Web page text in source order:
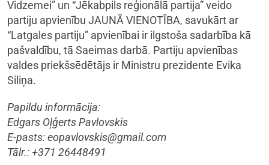
Vidzemei” un “Jēkabpils reģionālā partija” veido
partiju apvienību JAUNĀ VIENOTĪBA, savukārt ar
“Latgales partiju” apvienībai ir ilgstoša sadarbība kā
pašvaldību, tā Saeimas darbā. Partiju apvienības
valdes priekšsēdētājs ir Ministru prezidente Evika
Siliņa.
Papildu informācija:
Edgars Oļģerts Pavlovskis
E-pasts:eopavlovskis@gmail.com
Tālr.: +371 26448491